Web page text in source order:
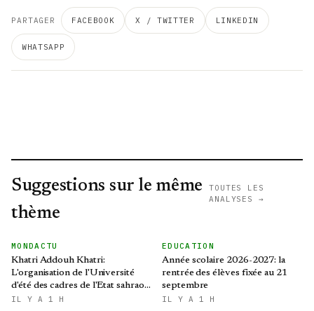
PARTAGER FACEBOOK X / TWITTER LINKEDIN
WHATSAPP
Suggestions sur le même
thème
TOUTES LES
ANALYSES →
MONDACTU
Khatri Addouh Khatri:
L'organisation de l'Université
d'été des cadres de l'Etat sahraoui
revêt une grande importance
IL Y A 1 H
EDUCATION
Année scolaire 2026-2027: la
rentrée des élèves fixée au 21
septembre
IL Y A 1 H